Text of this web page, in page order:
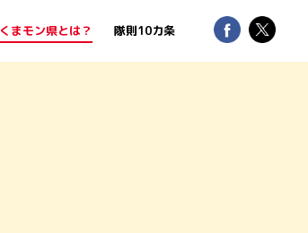
まモン県とは？ 隊則10カ条